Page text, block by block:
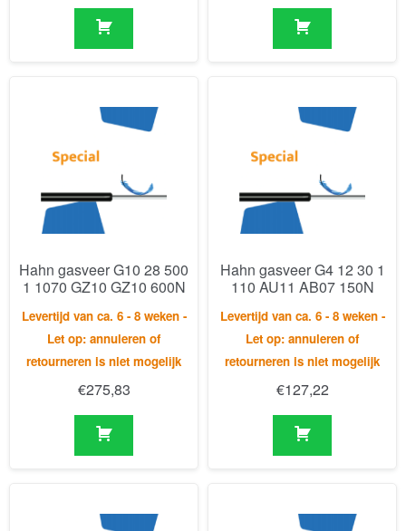
Hahn gasveer G10 28 500
1 1070 GZ10 GZ10 600N
Levertijd van ca. 6 - 8 weken -
retourneren is niet mogelijk
Hahn gasveer G4 12 30 1
110 AU11 AB07 150N
Levertijd van ca. 6 - 8 weken -
retourneren is niet mogelijk